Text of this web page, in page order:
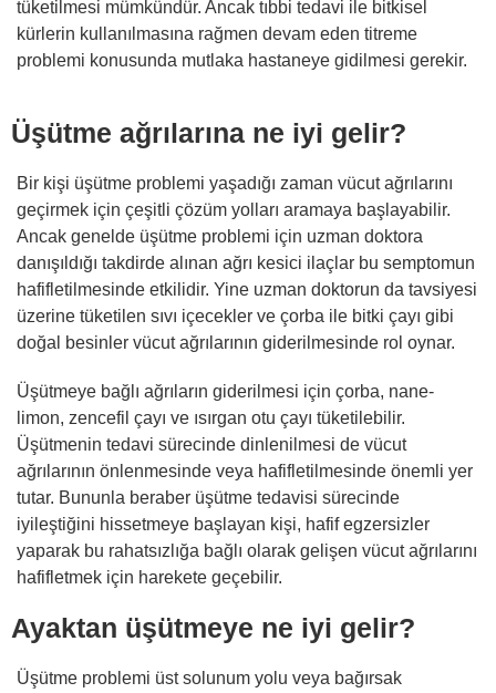
tüketilmesi mümkündür. Ancak tıbbi tedavi ile bitkisel
kürlerin kullanılmasına rağmen devam eden titreme
problemi konusunda mutlaka hastaneye gidilmesi gerekir.
Üşütme ağrılarına ne iyi gelir?
Bir kişi üşütme problemi yaşadığı zaman vücut ağrılarını
geçirmek için çeşitli çözüm yolları aramaya başlayabilir.
Ancak genelde üşütme problemi için uzman doktora
danışıldığı takdirde alınan ağrı kesici ilaçlar bu semptomun
hafifletilmesinde etkilidir. Yine uzman doktorun da tavsiyesi
üzerine tüketilen sıvı içecekler ve çorba ile bitki çayı gibi
doğal besinler vücut ağrılarının giderilmesinde rol oynar.
Üşütmeye bağlı ağrıların giderilmesi için çorba, nane-
limon, zencefil çayı ve ısırgan otu çayı tüketilebilir.
Üşütmenin tedavi sürecinde dinlenilmesi de vücut
ağrılarının önlenmesinde veya hafifletilmesinde önemli yer
tutar. Bununla beraber üşütme tedavisi sürecinde
iyileştiğini hissetmeye başlayan kişi, hafif egzersizler
yaparak bu rahatsızlığa bağlı olarak gelişen vücut ağrılarını
hafifletmek için harekete geçebilir.
Ayaktan üşütmeye ne iyi gelir?
Üşütme problemi üst solunum yolu veya bağırsak